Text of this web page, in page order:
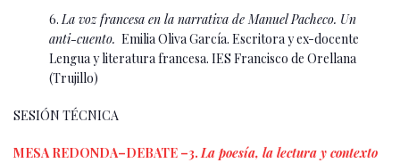
6.La voz francesa en la narrativa de Manuel Pacheco. Un
anti-cuento. Emilia Oliva García. Escritora y ex-docente
Lengua y literatura francesa. IES Francisco de Orellana
(Trujillo)
SESIÓN TÉCNICA
MESA REDONDA–DEBATE –3.La poesía, la lectura y contexto